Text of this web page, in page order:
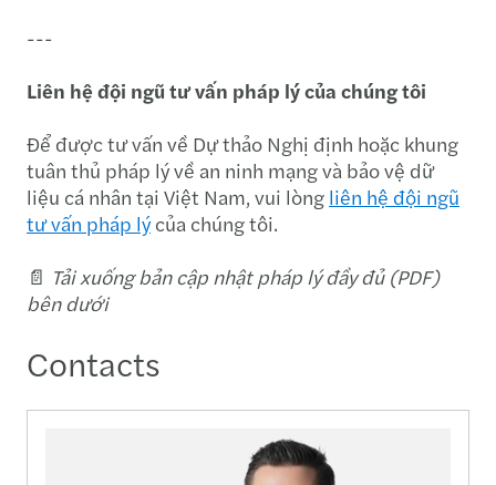
---
Liên hệ đội ngũ tư vấn pháp lý của chúng tôi
Để được tư vấn về Dự thảo Nghị định hoặc khung
tuân thủ pháp lý về an ninh mạng và bảo vệ dữ
liệu cá nhân tại Việt Nam, vui lòng liên hệ đội ngũ
tư vấn pháp lýcủa chúng tôi.
📄 Tải xuống bản cập nhật pháp lý đầy đủ (PDF)
bên dưới
Contacts